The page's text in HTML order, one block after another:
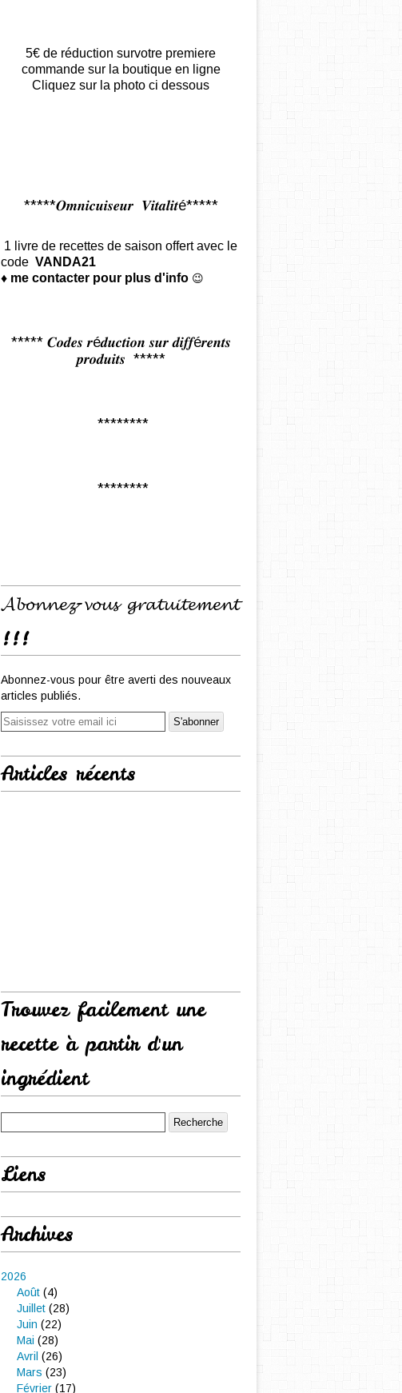
5€ de réduction survotre premiere
commande sur la boutique en ligne
Cliquez sur la photo ci dessous
*****𝑶𝒎𝒏𝒊𝒄𝒖𝒊𝒔𝒆𝒖𝒓 𝑽𝒊𝒕𝒂𝒍𝒊𝒕é*****
1 livre de recettes de saison offertavec le
code VANDA21
♦ me contacter pour plus d'info 😉
***** 𝑪𝒐𝒅𝒆𝒔 𝒓é𝒅𝒖𝒄𝒕𝒊𝒐𝒏 𝒔𝒖𝒓 𝒅𝒊𝒇𝒇é𝒓𝒆𝒏𝒕𝒔
𝒑𝒓𝒐𝒅𝒖𝒊𝒕𝒔 *****
********
********
𝓐𝓫𝓸𝓷𝓷𝓮𝔃-𝓿𝓸𝓾𝓼 𝓰𝓻𝓪𝓽𝓾𝓲𝓽𝓮𝓶𝓮𝓷𝓽
!!!
Abonnez-vous pour être averti des nouveaux
articles publiés.
Articles récents
Trouvez facilement une
recette à partir d'un
ingrédient
Liens
Archives
2026
Août (4)
Juillet (28)
Juin (22)
Mai (28)
Avril (26)
Mars (23)
Février (17)